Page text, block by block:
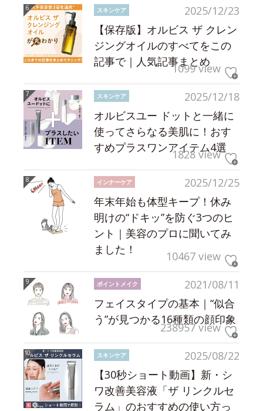
2025/12/23
スキンケア
【保存版】オルビス ザ クレン
ジングオイルのすべてをこの
記事で｜人気記事まとめ
1099 view
2025/12/18
スキンケア
オルビスユー ドットと一緒に
使ってさらなる美肌に！おす
すめプラスワンアイテム4選
1828 view
2025/12/25
インナーケア
年末年始も体型キープ！休み
明けの“ドキッ”を防ぐ3つのヒ
ント｜美容のプロに聞いてみ
ました！
10467 view
2021/08/11
ポイントメイク
フェイスタイプの基本｜“似合
う”が見つかる16種類の顔印象
238957 view
2025/08/22
スキンケア
【30秒ショート動画】新・シ
ワ改善美容液「ザ リンクルセ
ラム」のおすすめの使い方っ